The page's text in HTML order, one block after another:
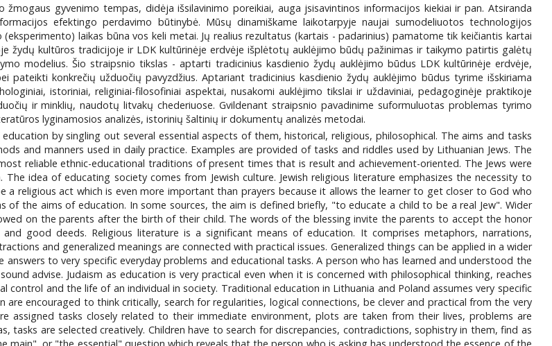
gyvenimo tempas, didėja išsilavinimo poreikiai, auga jsisavintinos informacijos kiekiai ir pan. Atsiranda
efektingo perdavimo būtinybė. Mūsų dinamiškame laikotarpyje naujai sumodeliuotos technologijos
laikas būna vos keli metai. Jų realius rezultatus (kartais - padarinius) pamatome tik keičiantis kartai
žydų kultūros tradicijoje ir LDK kultūrinėje erdvėje išplėtotų auklėjimo būdų pažinimas ir taikymo patirtis galėtų
modelius. Šio straipsnio tikslas - aptarti tradicinius kasdienio žydų auklėjimo būdus LDK kultūrinėje erdvėje,
pateikti konkrečių užduočių pavyzdžius. Aptariant tradicinius kasdienio žydų auklėjimo būdus tyrime išskiriama
istoriniai, religiniai-filosofiniai aspektai, nusakomi auklėjimo tikslai ir uždaviniai, pedagoginėje praktikoje
ir minklių, naudotų litvakų chederiuose. Gvildenant straipsnio pavadinime suformuluotas problemas tyrimo
lyginamosios analizės, istorinių šaltinių ir dokumentų analizės metodai.
by singling out several essential aspects of them, historical, religious, philosophical. The aims and tasks
and manners used in daily practice. Examples are provided of tasks and riddles used by Lithuanian Jews. The
reliable ethnic-educational traditions of present times that is result and achievement-oriented. The Jews were
idea of educating society comes from Jewish culture. Jewish religious literature emphasizes the necessity to
a religious act which is even more important than prayers because it allows the learner to get closer to God who
of the aims of education. In some sources, the aim is defined briefly, "to educate a child to be a real Jew". Wider
on the parents after the birth of their child. The words of the blessing invite the parents to accept the honor
good deeds. Religious literature is a significant means of education. It comprises metaphors, narrations,
and generalized meanings are connected with practical issues. Generalized things can be applied in a wider
to very specific everyday problems and educational tasks. A person who has learned and understood the
advise. Judaism as education is very practical even when it is concerned with philosophical thinking, reaches
and the life of an individual in society. Traditional education in Lithuania and Poland assumes very specific
are encouraged to think critically, search for regularities, logical connections, be clever and practical from the very
assigned tasks closely related to their immediate environment, plots are taken from their lives, problems are
tasks are selected creatively. Children have to search for discrepancies, contradictions, sophistry in them, find as